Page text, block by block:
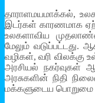
தாராளமயமாக்கல்,
இடர்கள் காரணமாக
உலகளாவிய
மேலும் வடுப்பட்டது.
வழிகள், வரி விலக்கு
அரசியல் நகர்வுகள்
அரசுகளின் நிதி
மக்களுடைய பொறுமை